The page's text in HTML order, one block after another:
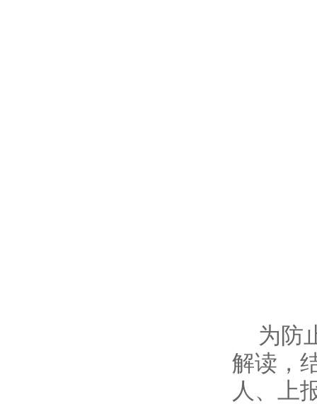
为防
解读，
人、上